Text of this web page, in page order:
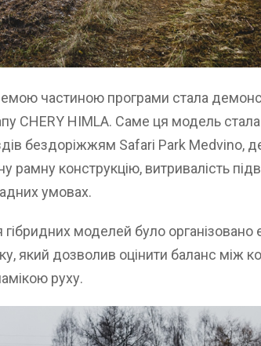
частиною програми стала
CHERY HIMLA. Саме ця модель
бездоріжжям Safari Park Medvino,
рамну конструкцію, витривалість
умовах.
гібридних моделей було організовано
який дозволив оцінити баланс між
руху.